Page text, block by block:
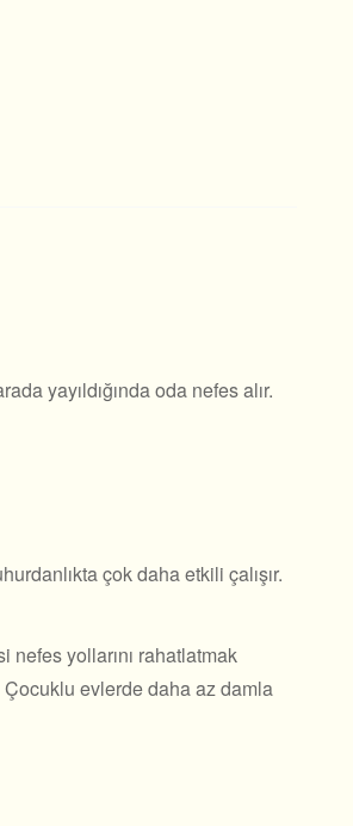
yayıldığında oda nefes alır.
çok daha etkili çalışır.
nefes yollarını rahatlatmak
evlerde daha az damla